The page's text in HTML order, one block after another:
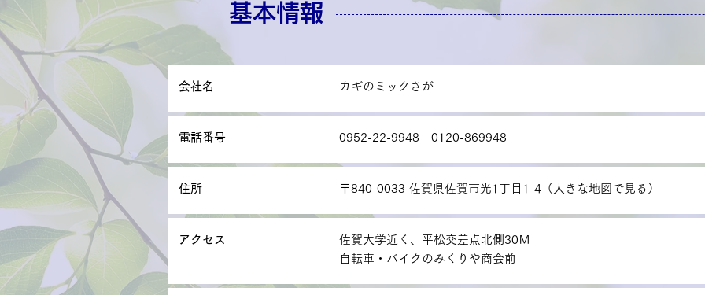
基本情報
会社名 カギのミックさが
電話番号 0952-22-9948 0120-869948
住所 〒840-0033 佐賀県佐賀市光1丁目1-4（ 大きな地図で見る ）
アクセス
佐賀大学近く、平松交差点北側30Ｍ
自転車・バイクのみくりや商会前